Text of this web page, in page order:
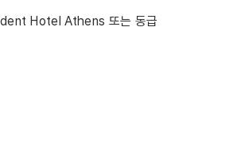
Hotel Athens 또는 동급